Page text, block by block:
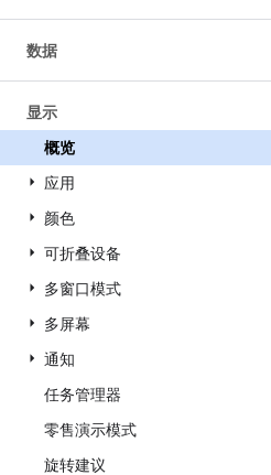
数据
显示
概览
应用
颜色
可折叠设备
多窗口模式
多屏幕
通知
任务管理器
零售演示模式
旋转建议